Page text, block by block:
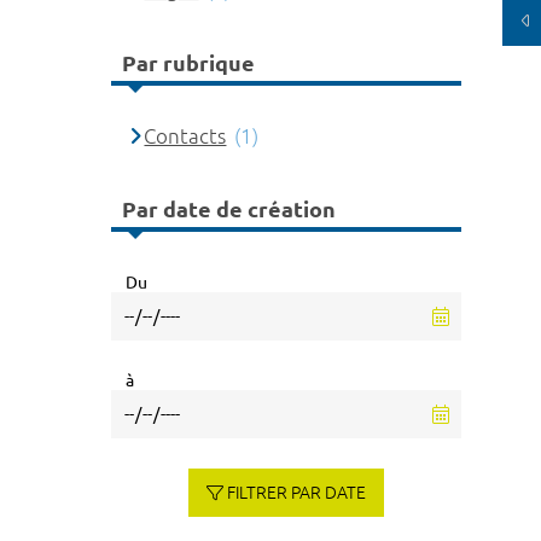
Par rubrique
Contacts (1)
Par date de création
Du
à
FILTRER PAR DATE